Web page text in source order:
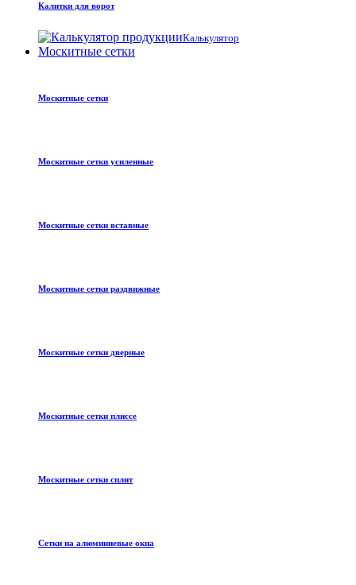
Калитки для ворот
Калькулятор
Москитные сетки
Москитные сетки
Москитные сетки усиленные
Москитные сетки вставные
Москитные сетки раздвижные
Москитные сетки дверные
Москитные сетки плиссе
Москитные сетки сплит
Сетки на алюминиевые окна